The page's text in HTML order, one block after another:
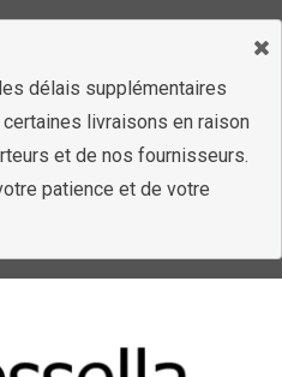
délais supplémentaires
livraisons en raison
et de nos fournisseurs.
patience et de votre